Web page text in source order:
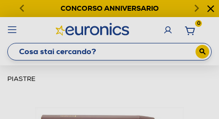
CONCORSO ANNIVERSARIO
0
PIASTRE